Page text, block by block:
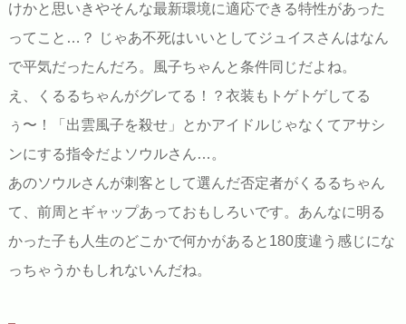
けかと思いきやそんな最新環境に適応できる特性があった
ってこと…？ じゃあ不死はいいとしてジュイスさんはなん
で平気だったんだろ。風子ちゃんと条件同じだよね。
え、くるるちゃんがグレてる！？衣装もトゲトゲしてる
ぅ〜！「出雲風子を殺せ」とかアイドルじゃなくてアサシ
ンにする指令だよソウルさん…。
あのソウルさんが刺客として選んだ否定者がくるるちゃん
て、前周とギャップあっておもしろいです。あんなに明る
かった子も人生のどこかで何かがあると180度違う感じにな
っちゃうかもしれないんだね。